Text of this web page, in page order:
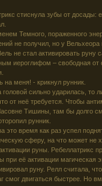
стиснула зубы от
Темного, пораженного
не получил, но у
не стал активировать
иероглифом – свободная от
на меня! - крикнул рунник.
головой сильно ударилась, то
от неё требуется. Чтобы
Тишины, там бы долго
рунник.
это время как раз успел
сферу, на что может не
руны. Ребеллатрикс
при её активации магическая
руну. Релл считала,
смог двигаться быстрее. Но